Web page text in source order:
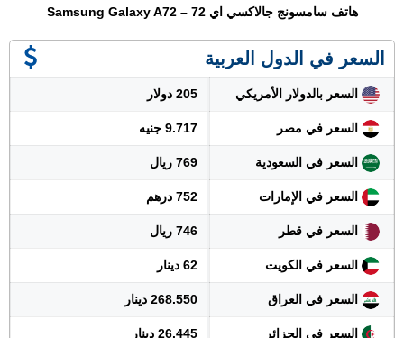
هاتف سامسونج جالاكسي اي 72 – Samsung Galaxy A72
السعر في الدول العربية
السعر بالدولار الأمريكي 205 دولار
السعر في مصر 9.717 جنيه
السعر في السعودية 769 ريال
السعر في الإمارات 752 درهم
السعر في قطر 746 ريال
السعر في الكويت 62 دينار
السعر في العراق 268.550 دينار
السعر في الجزائر 26.445 دينار